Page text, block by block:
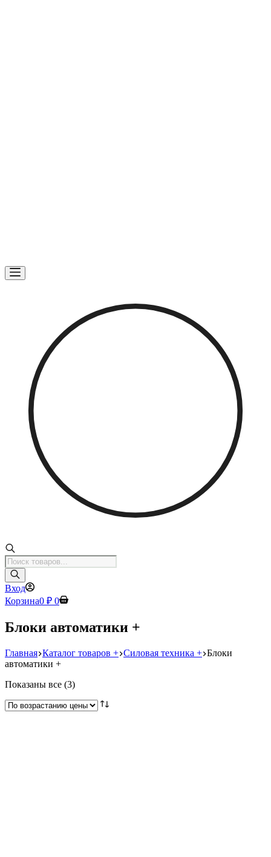
Поиск
товаров
Вход
Корзина0 ₽ 0
Блоки автоматики +
Главная Каталог товаров + Силовая техника + Блоки
автоматики +
Показаны все (3)Цены:
возрастанию